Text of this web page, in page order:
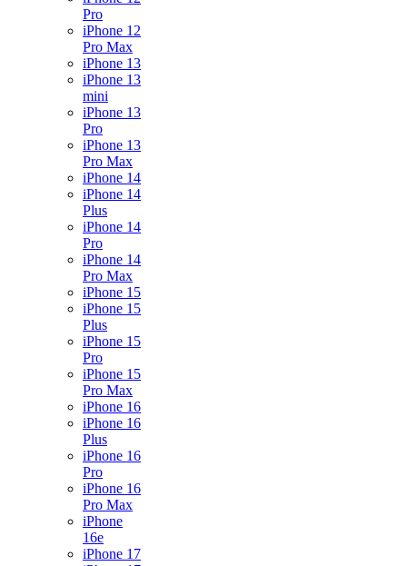
Pro
iPhone 12
Pro Max
iPhone 13
iPhone 13
mini
iPhone 13
Pro
iPhone 13
Pro Max
iPhone 14
iPhone 14
Plus
iPhone 14
Pro
iPhone 14
Pro Max
iPhone 15
iPhone 15
Plus
iPhone 15
Pro
iPhone 15
Pro Max
iPhone 16
iPhone 16
Plus
iPhone 16
Pro
iPhone 16
Pro Max
iPhone
16e
iPhone 17